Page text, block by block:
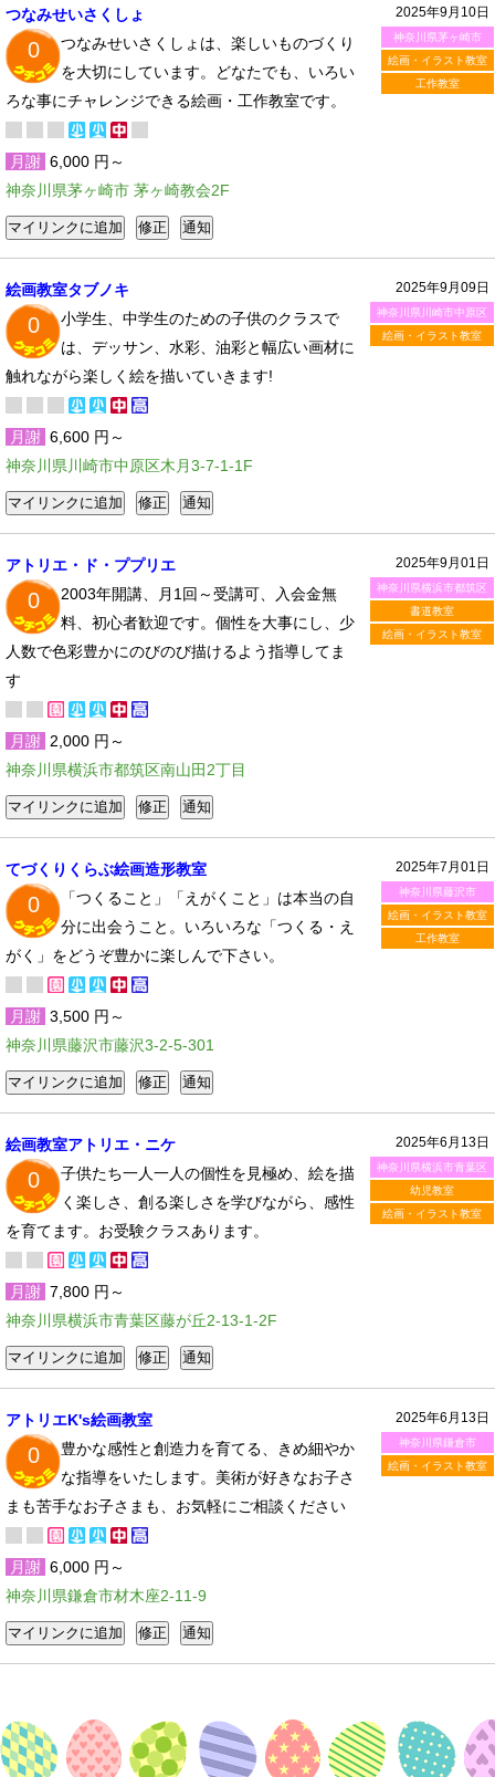
2025年9月10日
神奈川県茅ヶ崎市
絵画・イラスト教室
工作教室
つなみせいさくしょ
0
つなみせいさくしょは、楽しいものづくり
を大切にしています。どなたでも、いろい
ろな事にチャレンジできる絵画・工作教室です。
月謝 6,000 円～
神奈川県茅ヶ崎市 茅ヶ崎教会2F
2025年9月09日
神奈川県川崎市中原区
絵画・イラスト教室
絵画教室タブノキ
0
小学生、中学生のための子供のクラスで
は、デッサン、水彩、油彩と幅広い画材に
触れながら楽しく絵を描いていきます!
月謝 6,600 円～
神奈川県川崎市中原区木月3-7-1-1F
2025年9月01日
神奈川県横浜市都筑区
書道教室
絵画・イラスト教室
アトリエ・ド・ププリエ
0
2003年開講、月1回～受講可、入会金無
料、初心者歓迎です。個性を大事にし、少
人数で色彩豊かにのびのび描けるよう指導してま
す
月謝 2,000 円～
神奈川県横浜市都筑区南山田2丁目
2025年7月01日
神奈川県藤沢市
絵画・イラスト教室
工作教室
てづくりくらぶ絵画造形教室
0
「つくること」「えがくこと」は本当の自
分に出会うこと。いろいろな「つくる・え
がく」をどうぞ豊かに楽しんで下さい。
月謝 3,500 円～
神奈川県藤沢市藤沢3-2-5-301
2025年6月13日
神奈川県横浜市青葉区
幼児教室
絵画・イラスト教室
絵画教室アトリエ・ニケ
0
子供たち一人一人の個性を見極め、絵を描
く楽しさ、創る楽しさを学びながら、感性
を育てます。お受験クラスあります。
月謝 7,800 円～
神奈川県横浜市青葉区藤が丘2-13-1-2F
2025年6月13日
神奈川県鎌倉市
絵画・イラスト教室
アトリエK's絵画教室
0
豊かな感性と創造力を育てる、きめ細やか
な指導をいたします。美術が好きなお子さ
まも苦手なお子さまも、お気軽にご相談ください
月謝 6,000 円～
神奈川県鎌倉市材木座2-11-9